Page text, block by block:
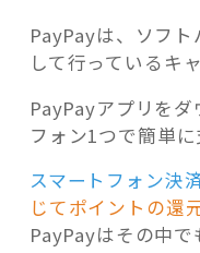
PayPayは、ソフ
して行っているキ
PayPayアプリを
フォン1つで簡単に
スマートフォン決
じてポイントの還
PayPayはその中